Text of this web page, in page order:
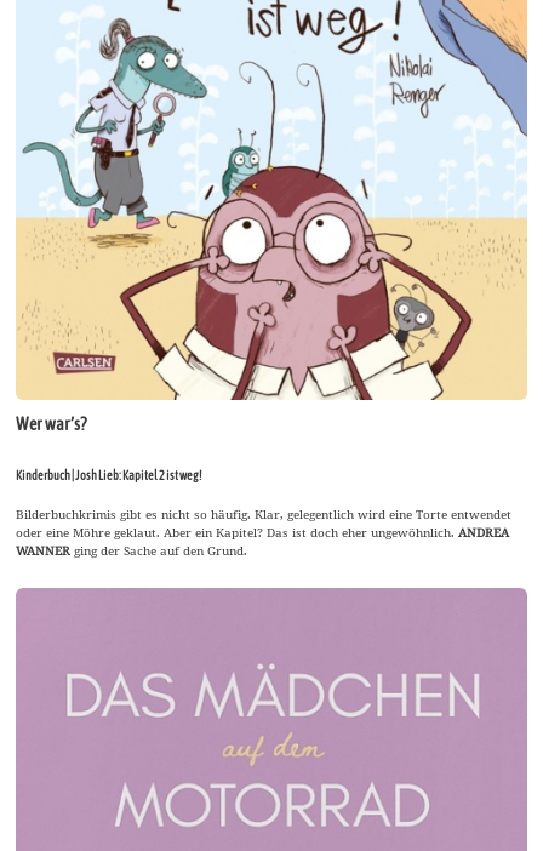
Wer war’s?
Kinderbuch | Josh Lieb: Kapitel 2 ist weg!
Bilderbuchkrimis gibt es nicht so häufig. Klar, gelegentlich wird eine Torte entwendet
oder eine Möhre geklaut. Aber ein Kapitel? Das ist doch eher ungewöhnlich.ANDREA
WANNERging der Sache auf den Grund.